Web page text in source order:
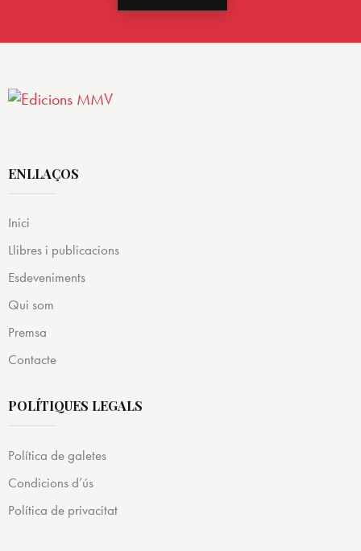
ENLLAÇOS
Inici
Llibres i publicacions
Esdeveniments
Qui som
Premsa
Contacte
POLÍTIQUES LEGALS
Política de galetes
Condicions d’ús
Política de privacitat